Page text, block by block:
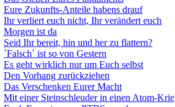
Eure Zukunfts-Anteile habens drauf
Ihr verliert euch nicht, Ihr verändert euch
Morgen ist da
Seid Ihr bereit, hin und her zu flattern?
`Falsch` ist so von Gestern
Es geht wirklich nur um Euch selbst
Den Vorhang zurückziehen
Das Verschenken Eurer Macht
Mit einer Steinschleuder in einen Atom-